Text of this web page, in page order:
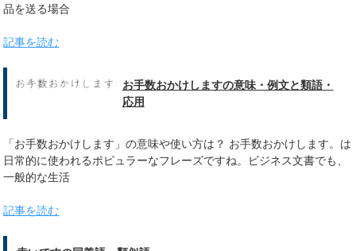
品を送る場合
記事を読む
お手数おかけしますの意味・例文と類語・
応用
「お手数おかけします」の意味や使い方は？ お手数おかけします。は
日常的に使われるポピュラーなフレーズですね。ビジネス文書でも、
一般的な生活
記事を読む